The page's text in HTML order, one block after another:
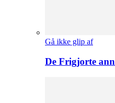
Gå ikke glip af
De Frigjorte